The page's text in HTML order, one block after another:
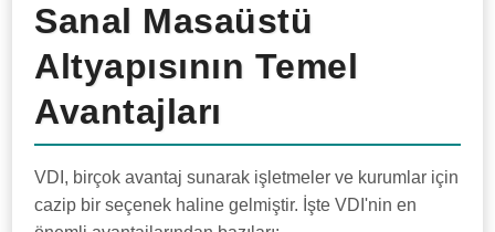
Sanal Masaüstü
Altyapısının Temel
Avantajları
VDI, birçok avantaj sunarak işletmeler ve kurumlar için
cazip bir seçenek haline gelmiştir. İşte VDI'nin en